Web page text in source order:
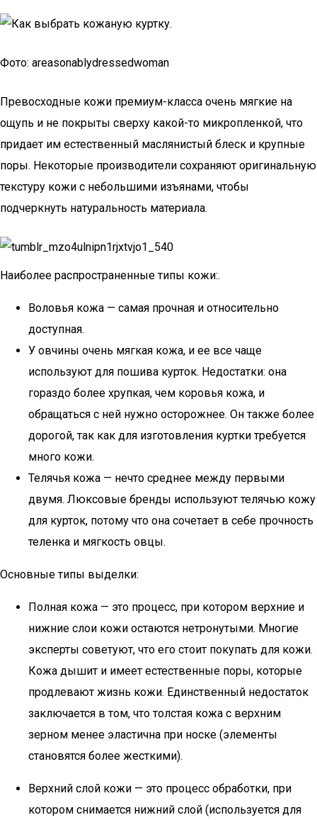
Фото: areasonablydressedwoman
Превосходные кожи премиум-класса очень мягкие на
ощупь и не покрыты сверху какой-то микропленкой, что
придает им естественный маслянистый блеск и крупные
поры. Некоторые производители сохраняют оригинальную
текстуру кожи с небольшими изъянами, чтобы
подчеркнуть натуральность материала.
Наиболее распространенные типы кожи:.
Воловья кожа — самая прочная и относительно
доступная.
У овчины очень мягкая кожа, и ее все чаще
используют для пошива курток. Недостатки: она
гораздо более хрупкая, чем коровья кожа, и
обращаться с ней нужно осторожнее. Он также более
дорогой, так как для изготовления куртки требуется
много кожи.
Телячья кожа — нечто среднее между первыми
двумя. Люксовые бренды используют телячью кожу
для курток, потому что она сочетает в себе прочность
теленка и мягкость овцы.
Основные типы выделки:
Полная кожа — это процесс, при котором верхние и
нижние слои кожи остаются нетронутыми. Многие
эксперты советуют, что его стоит покупать для кожи.
Кожа дышит и имеет естественные поры, которые
продлевают жизнь кожи. Единственный недостаток
заключается в том, что толстая кожа с верхним
зерном менее эластична при носке (элементы
становятся более жесткими).
Верхний слой кожи — это процесс обработки, при
котором снимается нижний слой (используется для